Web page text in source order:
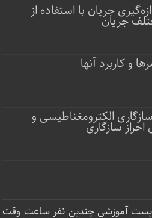
جریان با استفاده از
جریان
و کاربرد آنها
سازگاری الکترومغناطیسی و
احراز سازگاری
پست آموزشی چندین نفر ساعت‌ وقت